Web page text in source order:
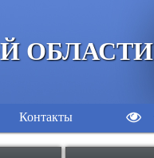
ОБЛАСТИ
Контакты